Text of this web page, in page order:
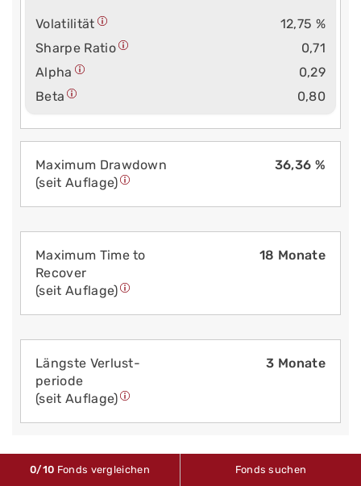
Volatilität
12,75 %
Sharpe Ratio
0,71
Alpha
0,29
Beta
0,80
Maximum Drawdown
(seit Auflage)
36,36 %
Maximum Time to
Recover
(seit Auflage)
18 Monate
Längste Verlust­
periode
(seit Auflage)
3 Monate
0/10 Fonds vergleichen Fonds suchen